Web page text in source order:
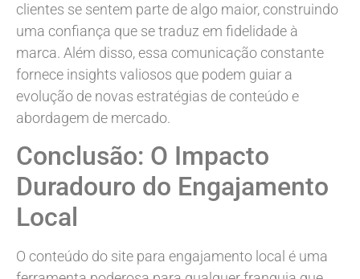
clientes se sentem parte de algo maior, construindo
uma confiança que se traduz em fidelidade à
marca. Além disso, essa comunicação constante
fornece insights valiosos que podem guiar a
evolução de novas estratégias de conteúdo e
abordagem de mercado.
Conclusão: O Impacto
Duradouro do Engajamento
Local
O conteúdo do site para engajamento local é uma